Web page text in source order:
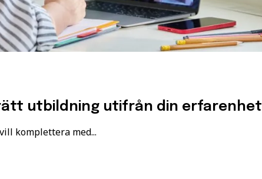
utbildning utifrån din erfarenhet
komplettera med...